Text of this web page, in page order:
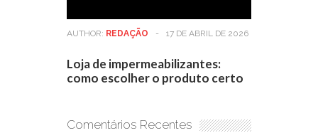
AUTHOR: REDAÇÃO - 17 DE ABRIL DE 2026
Loja de impermeabilizantes:
como escolher o produto certo
Comentários Recentes